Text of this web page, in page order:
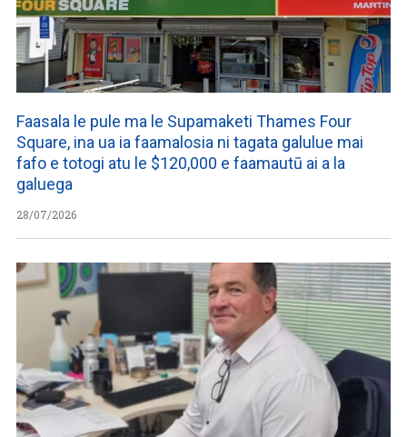
Faasala le pule ma le Supamaketi Thames Four
Square, ina ua ia faamalosia ni tagata galulue mai
fafo e totogi atu le $120,000 e faamautū ai a la
galuega
28/07/2026